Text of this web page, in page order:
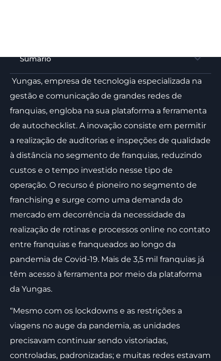
Sumário
Yungas, empresa de tecnologia especializada na
gestão e comunicação de grandes redes de
franquias, engloba na sua plataforma a ferramenta
de autochecklist. A inovação consiste em permitir
a realização de auditorias e inspeções de qualidade
à distância no segmento de franquias, reduzindo
custos e o tempo investido nesse tipo de
operação. O recurso é pioneiro no segmento de
franchising e surge como uma demanda do
mercado em decorrência da necessidade da
realização de rotinas e processos online no contato
entre franquias e franqueados ao longo da
pandemia de Covid-19. Mais de 3,5 mil franquias já
têm acesso à ferramenta por meio da plataforma
da Yungas.
“Mesmo com os lockdowns e as restrições a
viagens no auge da pandemia, as unidades
precisavam continuar sendo vistoriadas,
controladas, padronizadas; e muitas redes estavam